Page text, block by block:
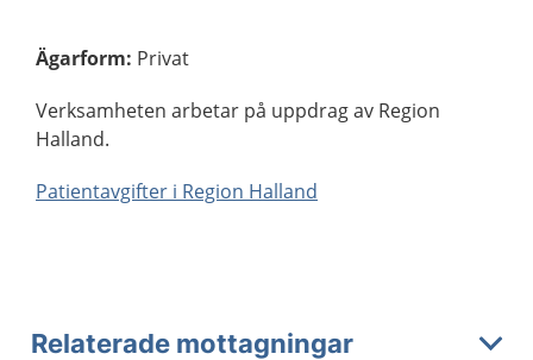
Ägarform: Privat
Verksamheten arbetar på uppdrag av Region
Halland.
Patientavgifter i Region Halland
Relaterade mottagningar